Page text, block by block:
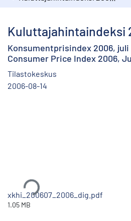
Kuluttajahintaindeksi
Konsumentprisindex 2006, juli
Consumer Price Index 2006,
Tilastokeskus
2006-08-14
xkhi_200607_2006_dig.pdf
1.05 MB